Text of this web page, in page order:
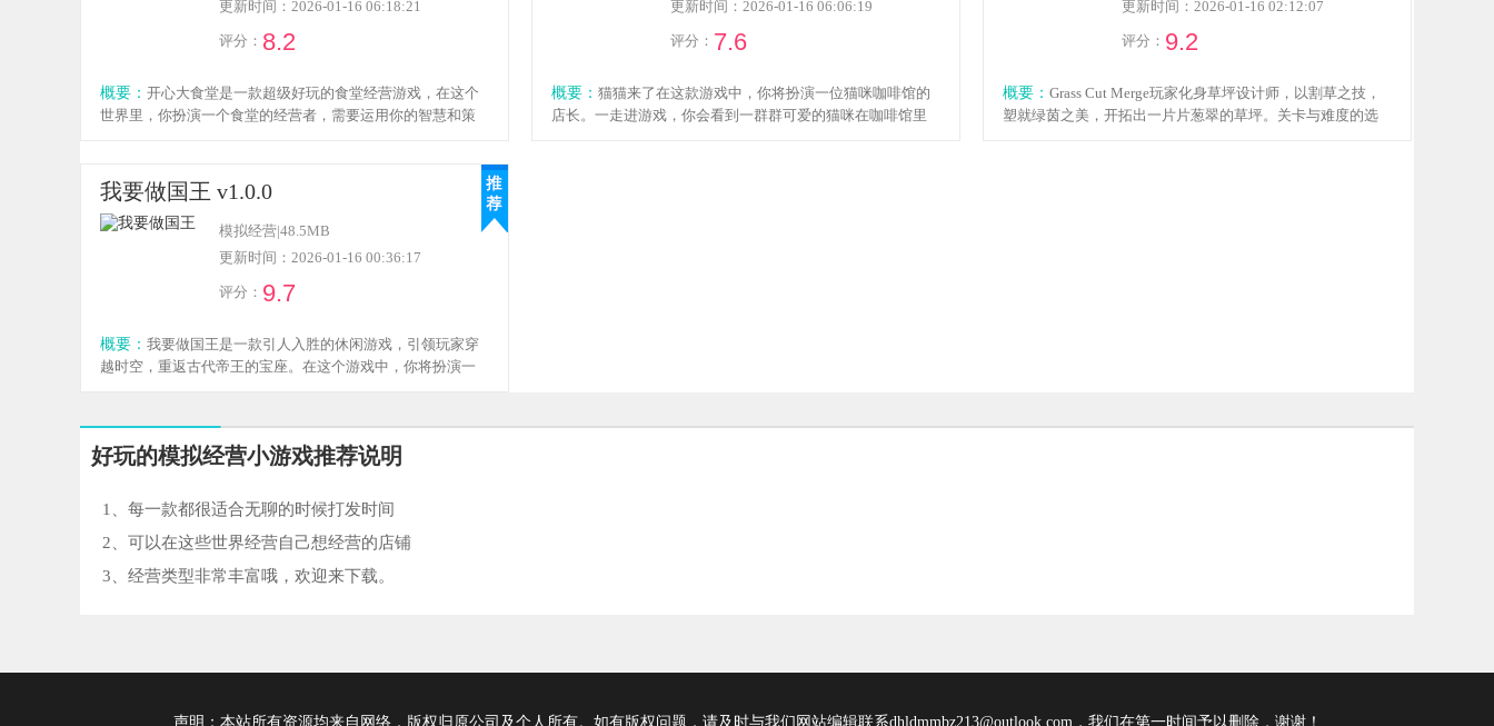
更新时间：2026-01-16 06:18:21
评分： 8.2
概要： 开心大食堂是一款超级好玩的食堂经营游戏，在这个
世界里，你扮演一个食堂的经营者，需要运用你的智慧和策
更新时间：2026-01-16 06:06:19
评分： 7.6
概要： 猫猫来了在这款游戏中，你将扮演一位猫咪咖啡馆的
店长。一走进游戏，你会看到一群群可爱的猫咪在咖啡馆里
更新时间：2026-01-16 02:12:07
评分： 9.2
概要： Grass Cut Merge玩家化身草坪设计师，以割草之技，
塑就绿茵之美，开拓出一片片葱翠的草坪。关卡与难度的选
我要做国王 v1.0.0
模拟经营|48.5MB
更新时间：2026-01-16 00:36:17
评分： 9.7
概要： 我要做国王是一款引人入胜的休闲游戏，引领玩家穿
越时空，重返古代帝王的宝座。在这个游戏中，你将扮演一
好玩的模拟经营小游戏推荐说明
1、每一款都很适合无聊的时候打发时间
2、可以在这些世界经营自己想经营的店铺
3、经营类型非常丰富哦，欢迎来下载。
声明：本站所有资源均来自网络，版权归原公司及个人所有。如有版权问题，请及时与我们网站编辑联系dhldmmbz213@outlook.com，我们在第一时间予以删除，谢谢！